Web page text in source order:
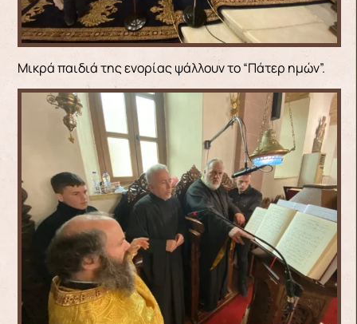
Μικρά παιδιά της ενορίας ψάλλουν το “Πάτερ ημών”.